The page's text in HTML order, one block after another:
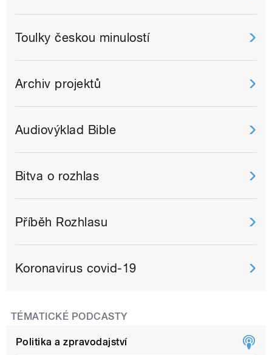
Toulky českou minulostí
Archiv projektů
Audiovýklad Bible
Bitva o rozhlas
Příběh Rozhlasu
Koronavirus covid-19
TÉMATICKÉ PODCASTY
Politika a zpravodajství